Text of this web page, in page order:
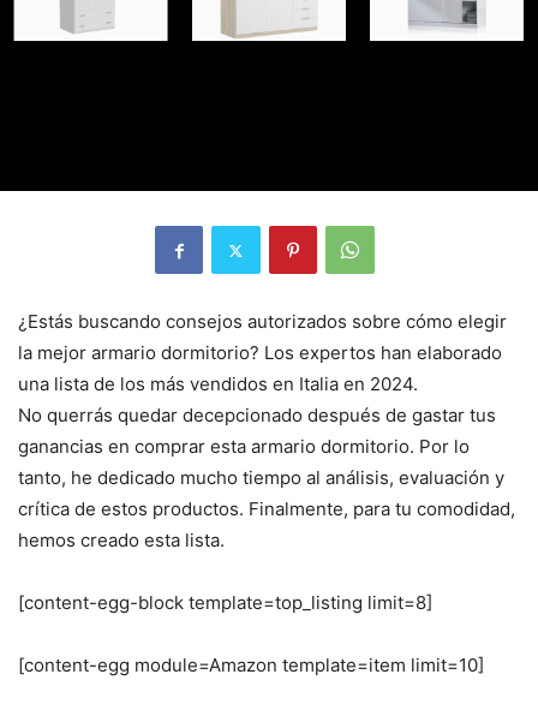
¿Estás buscando consejos autorizados sobre cómo elegir
la mejor armario dormitorio? Los expertos han elaborado
una lista de los más vendidos en Italia en 2024.
No querrás quedar decepcionado después de gastar tus
ganancias en comprar esta armario dormitorio. Por lo
tanto, he dedicado mucho tiempo al análisis, evaluación y
crítica de estos productos. Finalmente, para tu comodidad,
hemos creado esta lista.
[content-egg-block template=top_listing limit=8]
[content-egg module=Amazon template=item limit=10]